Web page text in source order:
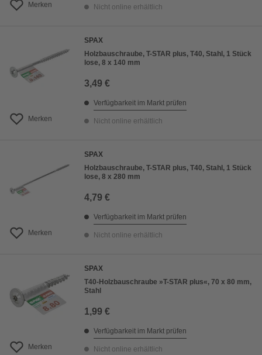
Merken Nicht online erhältlich
Merken
SPAX
Holzbauschraube, T-STAR plus, T40, Stahl, 1 Stück
lose, 8 x 140 mm
3,49 €
Verfügbarkeit im Markt prüfen
Nicht online erhältlich
Merken
SPAX
Holzbauschraube, T-STAR plus, T40, Stahl, 1 Stück
lose, 8 x 280 mm
4,79 €
Verfügbarkeit im Markt prüfen
Nicht online erhältlich
Merken
SPAX
T40-Holzbauschraube »T-STAR plus«, 70 x 80 mm,
Stahl
1,99 €
Verfügbarkeit im Markt prüfen
Nicht online erhältlich